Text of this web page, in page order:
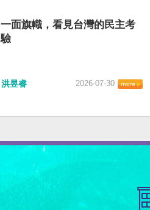
一面旗幟，看見台灣的民主考
驗
洪昱睿 2026-07-30